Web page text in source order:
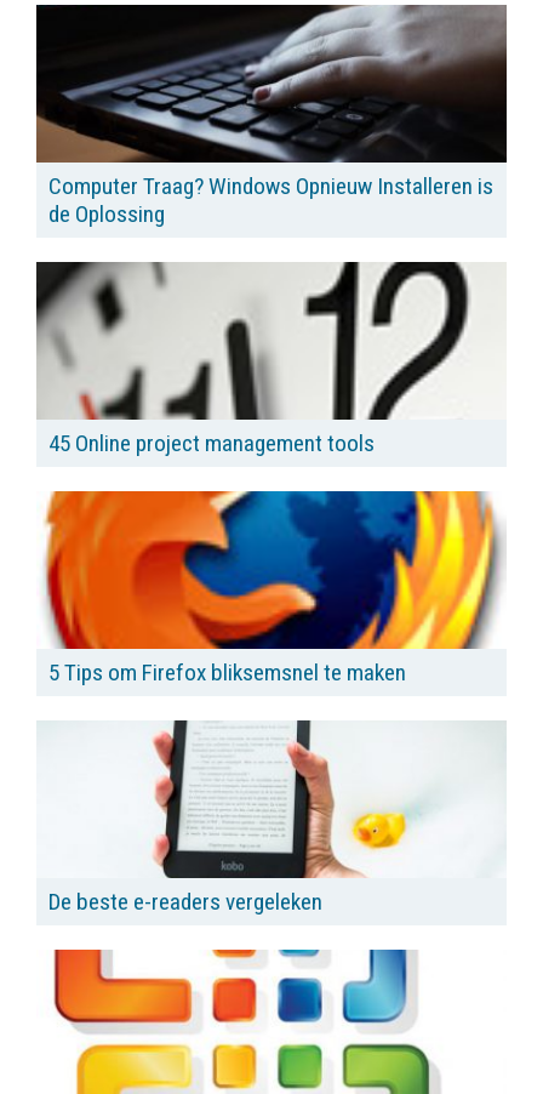
Computer Traag? Windows Opnieuw Installeren is
de Oplossing
45 Online project management tools
5 Tips om Firefox bliksemsnel te maken
De beste e-readers vergeleken